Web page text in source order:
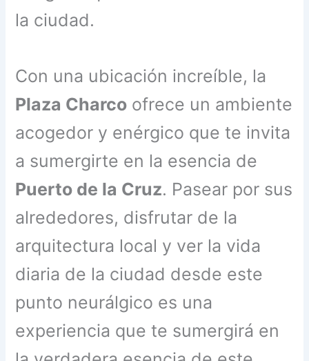
la ciudad.
Con una ubicación increíble, la
Plaza Charco ofrece un ambiente
acogedor y enérgico que te invita
a sumergirte en la esencia de
Puerto de la Cruz. Pasear por sus
alrededores, disfrutar de la
arquitectura local y ver la vida
diaria de la ciudad desde este
punto neurálgico es una
experiencia que te sumergirá en